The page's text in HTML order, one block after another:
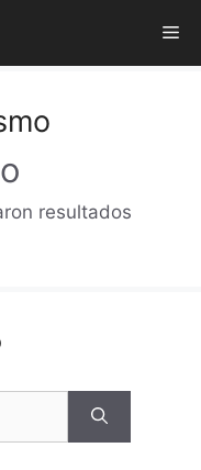
resultados